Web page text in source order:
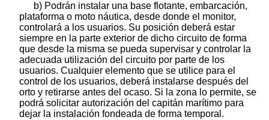
b) Podrán instalar una base flotante, embarcación,
plataforma o moto náutica, desde donde el monitor,
controlará a los usuarios. Su posición deberá estar
siempre en la parte exterior de dicho circuito de forma
que desde la misma se pueda supervisar y controlar la
adecuada utilización del circuito por parte de los
usuarios. Cualquier elemento que se utilice para el
control de los usuarios, deberá instalarse después del
orto y retirarse antes del ocaso. Si la zona lo permite, se
podrá solicitar autorización del capitán marítimo para
dejar la instalación fondeada de forma temporal.